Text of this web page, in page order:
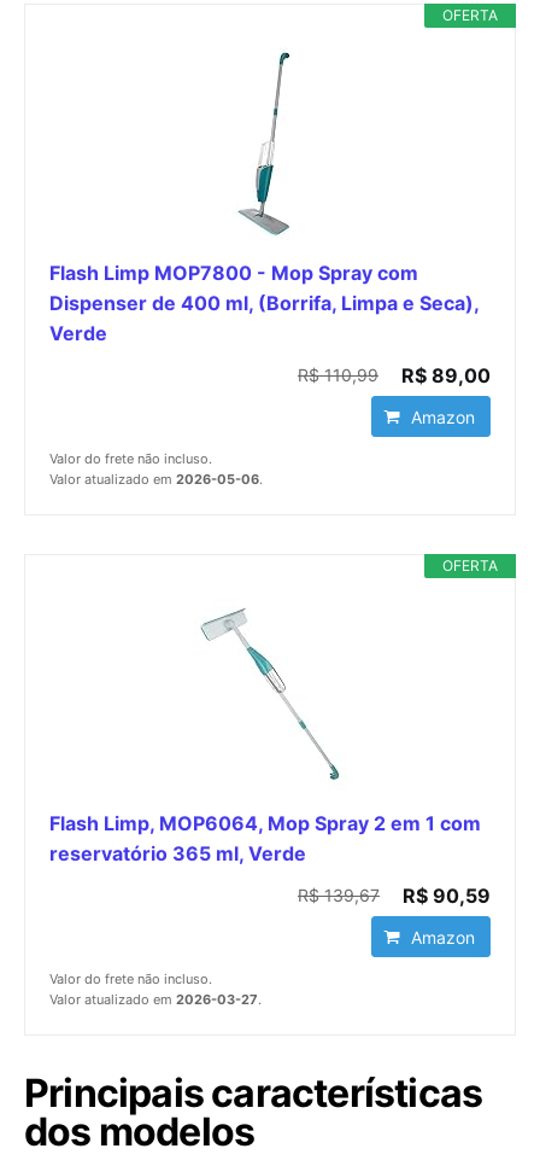
OFERTA
Flash Limp MOP7800 - Mop Spray com
Dispenser de 400 ml, (Borrifa, Limpa e Seca),
Verde
R$ 110,99 R$ 89,00
Amazon
Valor do frete não incluso.
Valor atualizado em 2026-05-06.
OFERTA
Flash Limp, MOP6064, Mop Spray 2 em 1 com
reservatório 365 ml, Verde
R$ 139,67 R$ 90,59
Amazon
Valor do frete não incluso.
Valor atualizado em 2026-03-27.
Principais características
dos modelos